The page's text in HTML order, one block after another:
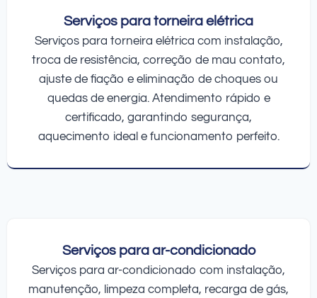
Serviços para torneira elétrica
Serviços para torneira elétrica com instalação,
troca de resistência, correção de mau contato,
ajuste de fiação e eliminação de choques ou
quedas de energia. Atendimento rápido e
certificado, garantindo segurança,
aquecimento ideal e funcionamento perfeito.
Serviços para ar-condicionado
Serviços para ar-condicionado com instalação,
manutenção, limpeza completa, recarga de gás,